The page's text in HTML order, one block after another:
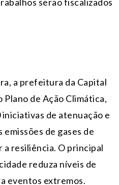
a prefeitura da Capital
de Ação Climática,
de atenuação e
de gases de
resiliência. O principal
reduza níveis de
eventos extremos.